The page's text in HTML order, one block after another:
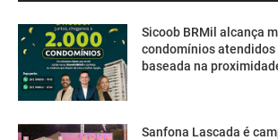
Sicoob BRMil alcança
condomínios
baseada na
Sanfona Lascada é